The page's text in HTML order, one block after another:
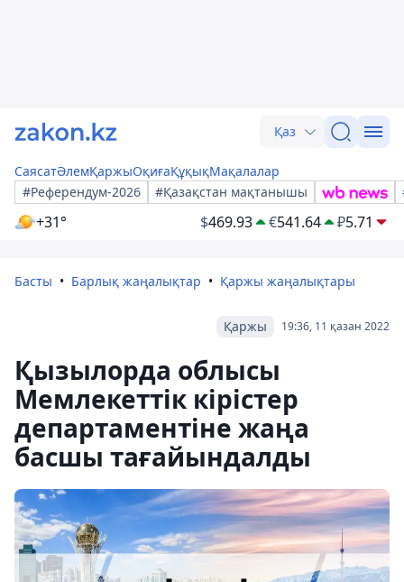
Қаз
СаясатӘлемҚаржыОқиғаҚұқықМақалалар
#Референдум-2026
#Қазақстан мақтанышы
+31° $469.93 €541.64 ₽5.71
Басты Барлық жаңалықтар Қаржы жаңалықтары
19:36, 11 қазан 2022
Қаржы
Қызылорда облысы
Мемлекеттік кірістер
департаментіне жаңа
басшы тағайындалды